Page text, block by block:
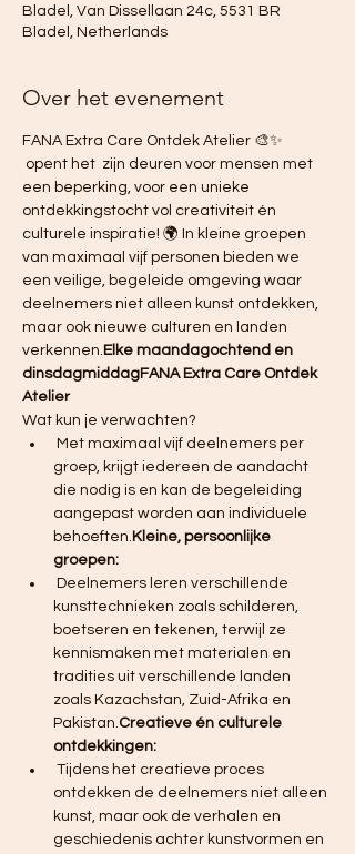
Bladel, Van Dissellaan 24c, 5531 BR
Bladel, Netherlands
Over het evenement
FANA Extra Care Ontdek Atelier 🎨✨
opent het zijn deuren voor mensen met
een beperking, voor een unieke
ontdekkingstocht vol creativiteit én
culturele inspiratie! 🌍 In kleine groepen
van maximaal vijf personen bieden we
een veilige, begeleide omgeving waar
deelnemers niet alleen kunst ontdekken,
maar ook nieuwe culturen en landen
verkennen. Elke maandagochtend en
dinsdagmiddagFANA Extra Care Ontdek
Atelier
Wat kun je verwachten?
groep, krijgt iedereen de aandacht
die nodig is en kan de begeleiding
aangepast worden aan individuele
behoeften. Kleine, persoonlijke
groepen:
kunsttechnieken zoals schilderen,
boetseren en tekenen, terwijl ze
kennismaken met materialen en
tradities uit verschillende landen
zoals Kazachstan, Zuid-Afrika en
Pakistan.Creatieve én culturele
ontdekkingen:
ontdekken de deelnemers niet alleen
kunst, maar ook de verhalen en
geschiedenis achter kunstvormen en